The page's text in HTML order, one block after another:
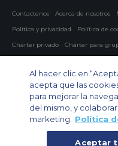
Contactenos Acerca de nosotros
Política y privacidad
Política de
Chárter privado
Chárter para
Private Charter App
Al hacer clic en
acepta que las
para mejorar la
del mismo, y
marketing.
Política
Aceptar